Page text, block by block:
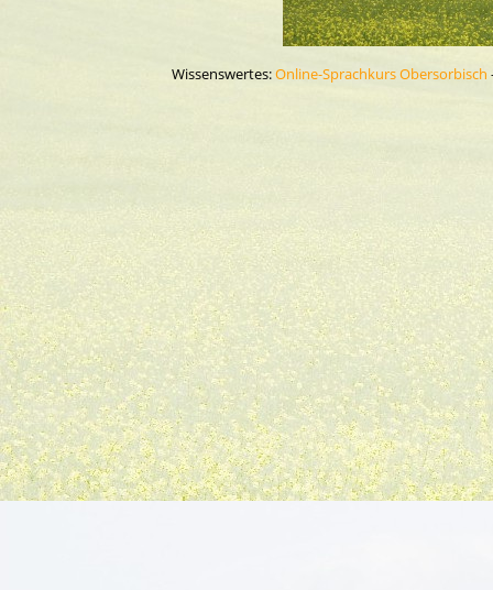
Wissenswertes:Online-Sprachkurs Obersorbisch